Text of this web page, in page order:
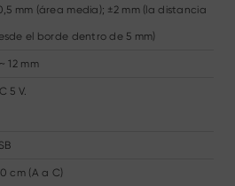
mm (área media); ±2 mm (la distancia
el borde dentro de 5 mm)
12 mm
5 V.
cm (A a C)